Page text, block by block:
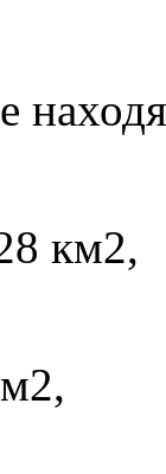
км2,